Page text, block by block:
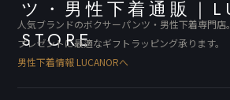
人気ブランドのボクサーパンツ・男性下着専門店。
プレゼントに最適なギフトラッピング承ります。
男性下着情報 LUCANORへ